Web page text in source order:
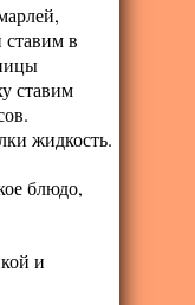
в
ставим
жидкость.
блюдо,
и